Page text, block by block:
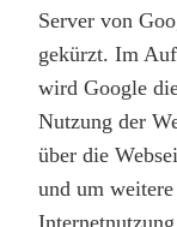
Server von
gekürzt. Im
wird Google
Nutzung der
über die
und um